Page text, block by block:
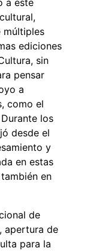
múltiples
ediciones
sin
pensar
a
como el
los
desde el
y
en estas
en
de
apertura de
para la